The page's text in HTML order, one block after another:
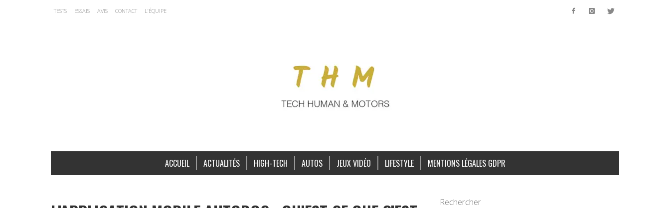
TESTS ESSAIS AVIS CONTACT L’ÉQUIPE
ACCUEIL ACTUALITÉS HIGH-TECH AUTOS JEUX VIDÉO LIFESTYLE MENTIONS LÉGALES GDPR
Rechercher